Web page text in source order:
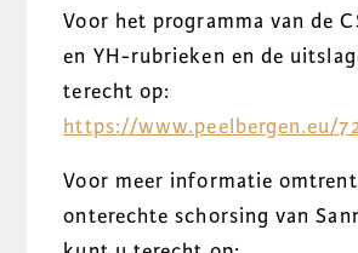
Voor het programma van de
en YH-rubrieken en de
terecht op:
https://www.peelbergen.eu/
Voor meer informatie
onterechte schorsing van